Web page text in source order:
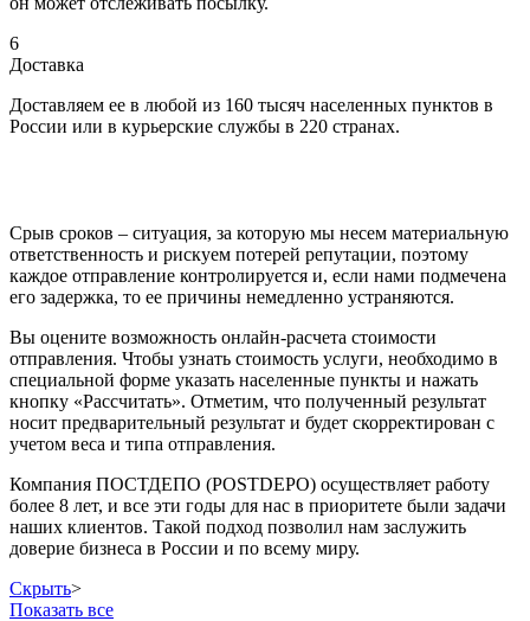
6
Доставка
Доставляем ее в любой из 160 тысяч населенных пунктов в
России или в курьерские службы в 220 странах.
Срыв сроков – ситуация, за которую мы несем материальную
ответственность и рискуем потерей репутации, поэтому
каждое отправление контролируется и, если нами подмечена
его задержка, то ее причины немедленно устраняются.
Вы оцените возможность онлайн-расчета стоимости
отправления. Чтобы узнать стоимость услуги, необходимо в
специальной форме указать населенные пункты и нажать
кнопку «Рассчитать». Отметим, что полученный результат
носит предварительный результат и будет скорректирован с
учетом веса и типа отправления.
Компания ПОСТДЕПО (POSTDEPO) осуществляет работу
более 8 лет, и все эти годы для нас в приоритете были задачи
наших клиентов. Такой подход позволил нам заслужить
доверие бизнеса в России и по всему миру.
Скрыть>
Показать все